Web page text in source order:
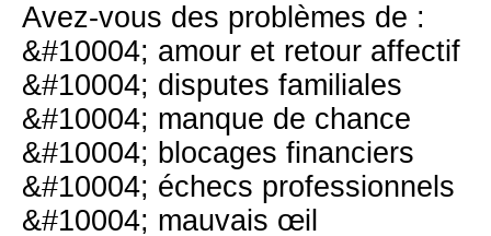
Avez-vous des problèmes de :
&#10004; amour et retour affectif
&#10004; disputes familiales
&#10004; manque de chance
&#10004; blocages financiers
&#10004; échecs professionnels
&#10004; mauvais œil